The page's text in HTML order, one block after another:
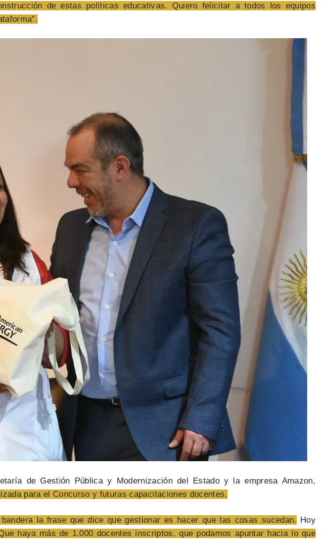
de estas políticas educativas. Quiero felicitar a todos los equipos
de Gestión Pública y Modernización del Estado y la empresa Amazon,
para el Concurso y futuras capacitaciones docentes.
la frase que dice que gestionar es hacer que las cosas sucedan. Hoy
haya más de 1.000 docentes inscriptos, que podamos apuntar hacia lo que